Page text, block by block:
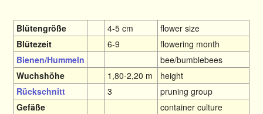
Blütengröße 4-5 cm
flower size
Blütezeit
6-9
flowering month
Bienen/Hummeln
bee/bumblebees
Wuchshöhe
1,80-2,20 m
height
Rückschnitt
3
pruning group
Gefäße
container culture